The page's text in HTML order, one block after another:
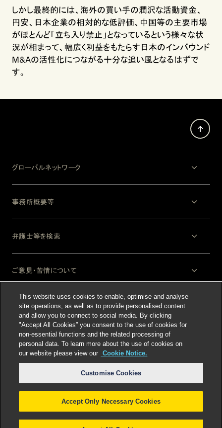
しかし最終的には、海外の買い手の潤沢な活動資金、
円安、日本企業の相対的な低評価、中国等の主要市場
がほとんど「立ち入り禁止」となっているという様々な状
況が相まって、幅広く利益をもたらす日本のインバウンド
M&Aの活性化につながる十分な追い風となるはずで
す。
グローバルネットワーク
事務所概要等
弁護士等を検索
ご意見・苦情について
法律上の注意事項
This website uses cookies to enable, optimise and analyse
site operations, as well as to provide personalised content
and allow you to connect to social media. By clicking
"Accept All Cookies” you consent to the use of cookies for
non-essential functions and the related processing of
personal data. To learn more about the use of cookies on
our website please view our Cookie Notice.
Customise Cookies
Accept Only Necessary Cookies